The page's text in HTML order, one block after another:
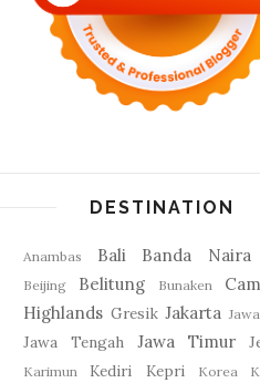
DESTINATION
Anambas Bali Banda Naira
Beijing Belitung Bunaken
Highlands Gresik Jakarta
Jawa Tengah Jawa Timur
Karimun Kediri Kepri Korea